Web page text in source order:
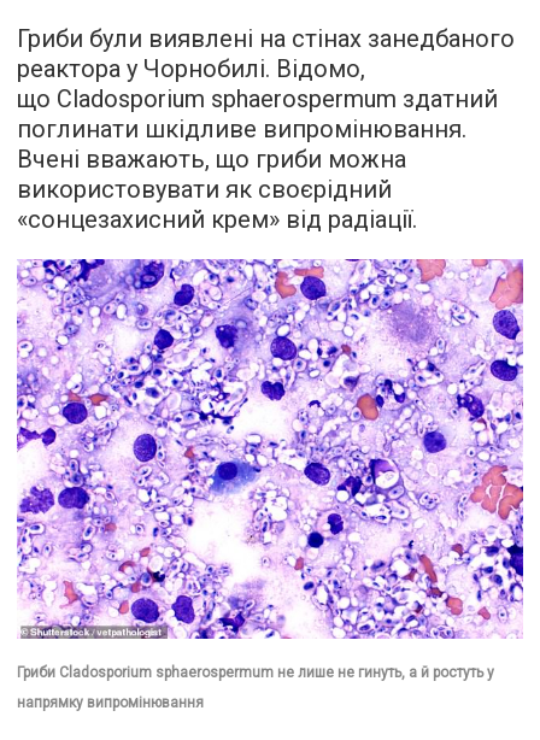
Гриби були виявлені на стінах занедбаного
реактора у Чорнобилі. Відомо,
що Cladosporium sphaerospermum здатний
поглинати шкідливе випромінювання.
Вчені вважають, що гриби можна
використовувати як своєрідний
«сонцезахисний крем» від радіації.
Гриби Cladosporium sphaerospermum не лише не гинуть, а й ростуть у
напрямку випромінювання